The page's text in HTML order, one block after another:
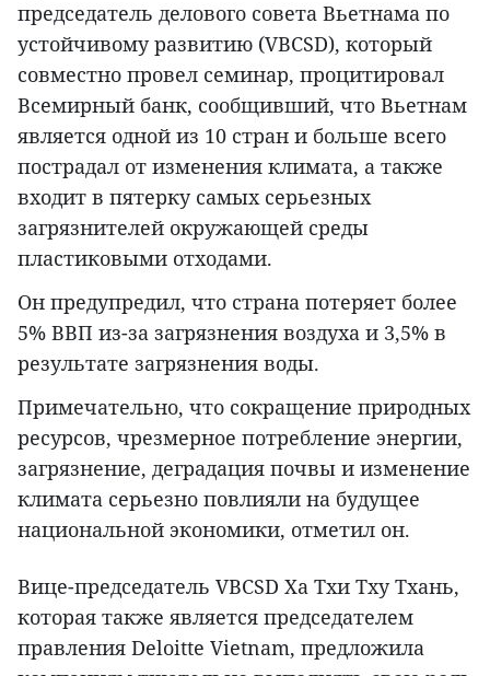
председатель делового совета Вьетнама по
устойчивому развитию (VBCSD), который
совместно провел семинар, процитировал
Всемирный банк, сообщивший, что Вьетнам
является одной из 10 стран и больше всего
пострадал от изменения климата, а также
входит в пятерку самых серьезных
загрязнителей окружающей среды
пластиковыми отходами.
Он предупредил, что страна потеряет более
5% ВВП из-за загрязнения воздуха и 3,5% в
результате загрязнения воды.
Примечательно, что сокращение природных
ресурсов, чрезмерное потребление энергии,
загрязнение, деградация почвы и изменение
климата серьезно повлияли на будущее
национальной экономики, отметил он.
Вице-председатель VBCSD Ха Тхи Тху Тхань,
которая также является председателем
правления Deloitte Vietnam, предложила